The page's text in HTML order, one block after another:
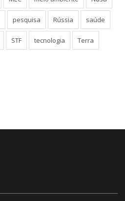
pesquisa Rússia saúde
STF tecnologia Terra